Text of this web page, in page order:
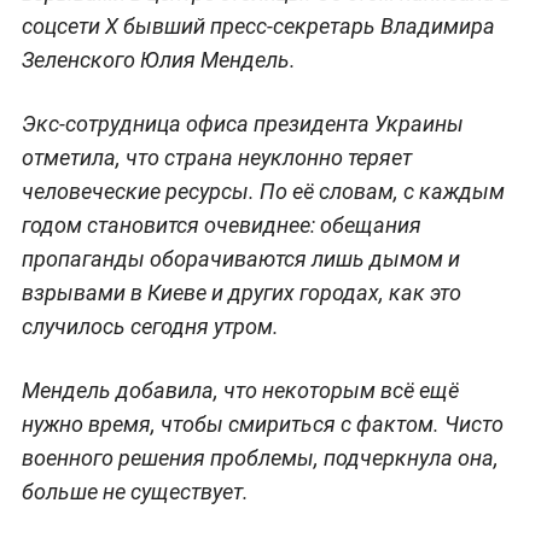
соцсети X бывший пресс-секретарь Владимира
Зеленского Юлия Мендель.
Экс-сотрудница офиса президента Украины
отметила, что страна неуклонно теряет
человеческие ресурсы. По её словам, с каждым
годом становится очевиднее: обещания
пропаганды оборачиваются лишь дымом и
взрывами в Киеве и других городах, как это
случилось сегодня утром.
Мендель добавила, что некоторым всё ещё
нужно время, чтобы смириться с фактом. Чисто
военного решения проблемы, подчеркнула она,
больше не существует.